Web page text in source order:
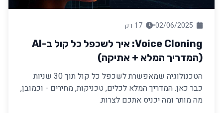
•
Voice Cloning: איך לשכפל כל קול ב-AI
(המדריך המלא + אתיקה)
הטכנולוגיה שמאפשרת לשכפל כל קול תוך 30 שניות
כבר כאן. המדריך המלא לכלים, טכניקות, מחירים - וכמובן,
מה מותר ומה יכניס אתכם לצרות.